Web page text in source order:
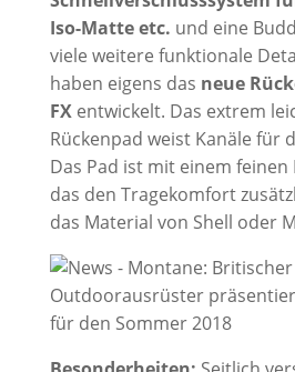
Iso-Matte etc. und eine
viele weitere funktionale
haben eigens das neue
FXentwickelt. Das extrem
Rückenpad weist Kanäle für
Das Pad ist mit einem feinen
das den Tragekomfort
das Material von Shell oder